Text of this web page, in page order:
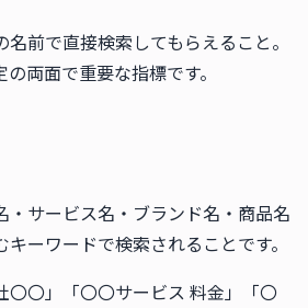
前で直接検索してもらえること。
両面で重要な指標です。
・サービス名・ブランド名・商品名
ーワードで検索されることです。
〇〇」「〇〇サービス 料金」「〇